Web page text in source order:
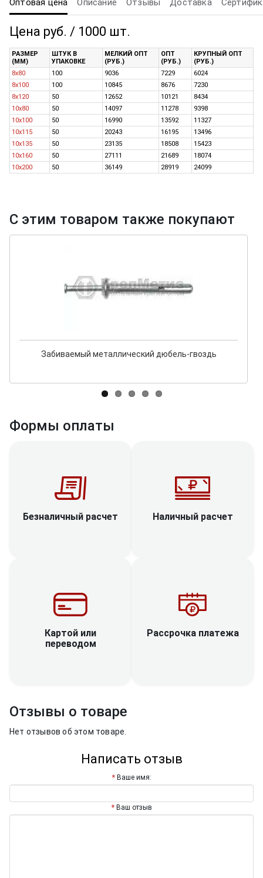
Оптовая цена Описание Отзывы Доставка
Цена руб. / 1000 шт.
РАЗМЕР
(ММ)
ШТУК В
УПАКОВКЕ
МЕЛКИЙ ОПТ
(РУБ.)
ОПТ
(РУБ.)
КРУПНЫЙ ОПТ
(РУБ.)
8x80
100 9036 7229
6024
8x100
100 10845 8676
7230
8x120
50 12652 10121
8434
10x80
50 14097 11278
9398
10x100
50 16990 13592
11327
10x115
50 20243 16195
13496
10x135
50 23135 18508
15423
10x160
50 27111 21689
18074
10x200
50 36149 28919 24099
С этим товаром также покупают
Забиваемый металлический дюбель-гвоздь
Формы оплаты
Безналичный расчет Наличный расчет
Картой или
переводом
Рассрочка платежа
Отзывы о товаре
Нет отзывов об этом товаре.
Написать отзыв
Ваше имя:
Ваш отзыв